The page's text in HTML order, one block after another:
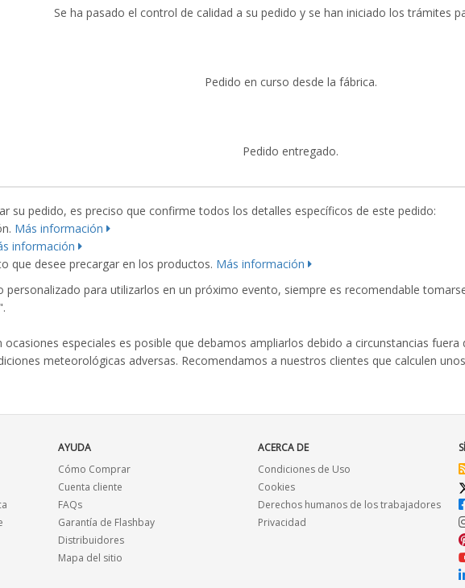
Se ha pasado el control de calidad a su pedido y se han iniciado los trámites
Pedido en curso desde la fábrica.
Pedido entregado.
su pedido, es preciso que confirme todos los detalles específicos de este pedido:
Más información
información
que desee precargar en los productos. Más información
para utilizarlos en un próximo evento, siempre es recomendable
especiales es posible que debamos ampliarlos debido a circunstancias
meteorológicas adversas. Recomendamos a nuestros clientes que calculen
AYUDA
Cómo Comprar
Cuenta cliente
FAQs
Garantía de Flashbay
Distribuidores
Mapa del sitio
ACERCA DE
Condiciones de Uso
Cookies
Derechos humanos de los trabajadores
Privacidad